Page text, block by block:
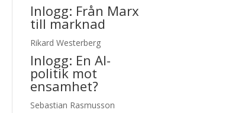
Inlogg: Från Marx
till marknad
Rikard Westerberg
Inlogg: En AI-
politik mot
ensamhet?
Sebastian Rasmusson